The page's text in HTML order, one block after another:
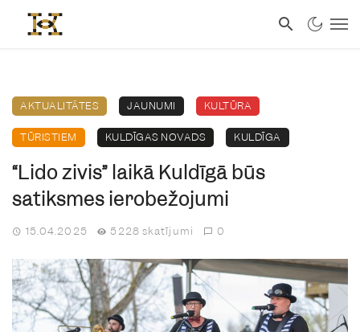
AKTUALITĀTES JAUNUMI KULTŪRA
TŪRISTIEM KULDĪGAS NOVADS KULDĪGA
“Lido zivis” laikā Kuldīgā būs
satiksmes ierobežojumi
15.04.2025 5228 skatījumi 0